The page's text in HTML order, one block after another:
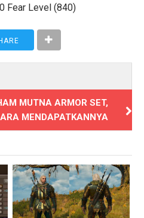
Fear Level (840)
MUTNA ARMOR SET,
MENDAPATKANNYA